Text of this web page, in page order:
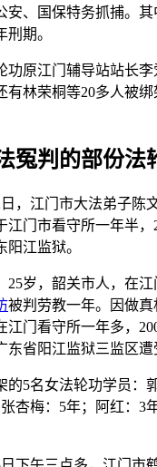
安、国保特务抓捕。
刑期。
功原江门辅导站站长李
有林荣桐等20多人被
冤判的部份法
，江门市大法弟子陈
江门市看守所一年半，
江监狱。
岁，韶关市人，在江
被判劳教一年。因做真
江门看守所一年多，
东省阳江监狱三监区遭
的5名女法轮功学员：
杏梅：5年；阿红：3